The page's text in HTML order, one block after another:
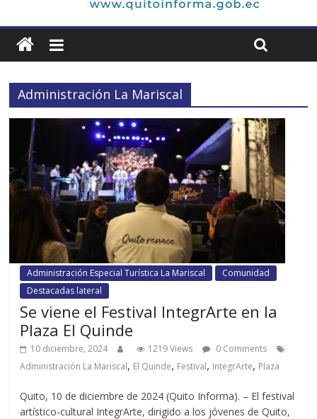
Administración La Mariscal
Administración Especial Turística La Mariscal
Comunidad
Destacadas lateral
Se viene el Festival IntegrArte en la
Plaza El Quinde
10 diciembre, 2024 1219 Views
0 Comments
Administración La Mariscal, El Quinde, Festival, IntegrArte, Plaza
Quito, 10 de diciembre de 2024 (Quito Informa). – El festival
artístico-cultural IntegrArte, dirigido a los jóvenes de Quito,